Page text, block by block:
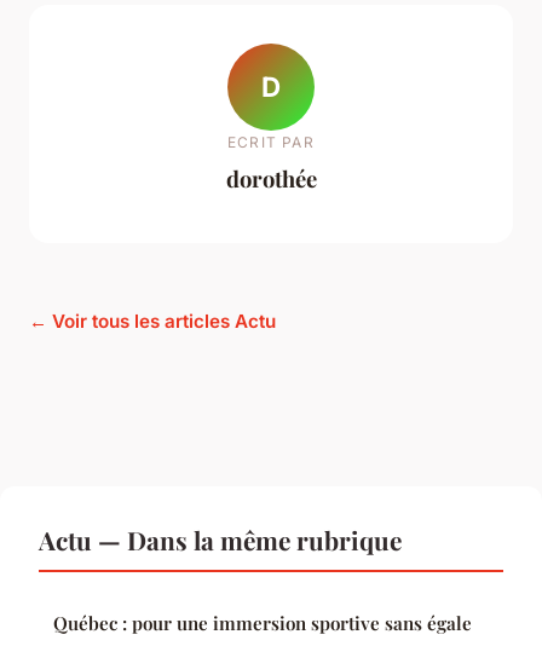
D
ECRIT PAR
dorothée
← Voir tous les articles Actu
Actu — Dans la même rubrique
Québec : pour une immersion sportive sans égale